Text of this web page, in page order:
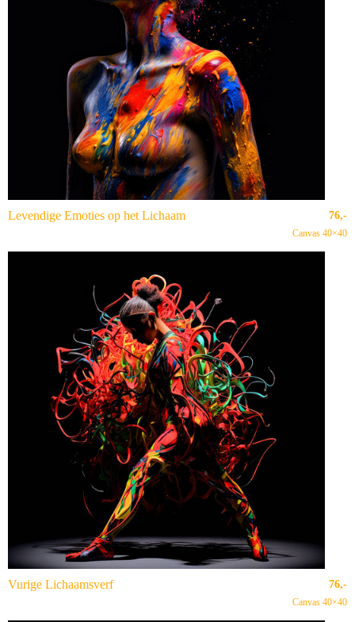
Levendige Emoties op het Lichaam 76,-
Canvas 40×40
Vurige Lichaamsverf 76,-
Canvas 40×40